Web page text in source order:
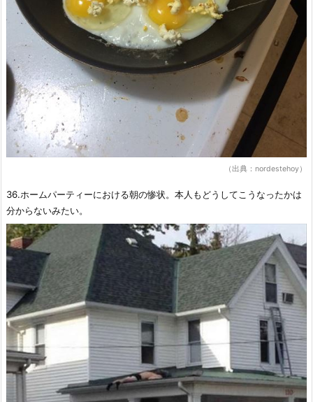
（出典：nordestehoy）
36.ホームパーティーにおける朝の惨状。本人もどうしてこうなったかは
分からないみたい。